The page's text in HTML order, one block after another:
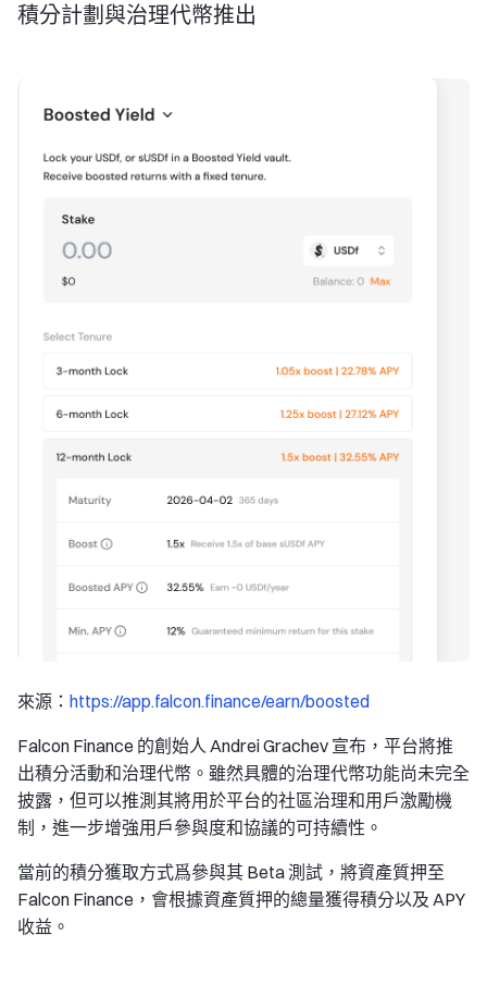
積分計劃與治理代幣推出
來源： https://app.falcon.finance/earn/boosted
Falcon Finance 的創始人 Andrei Grachev 宣布，平台將推
出積分活動和治理代幣。雖然具體的治理代幣功能尚未完全
披露，但可以推測其將用於平台的社區治理和用戶激勵機
制，進一步增強用戶參與度和協議的可持續性。
當前的積分獲取方式爲參與其 Beta 測試，將資產質押至
Falcon Finance，會根據資產質押的總量獲得積分以及 APY
收益。